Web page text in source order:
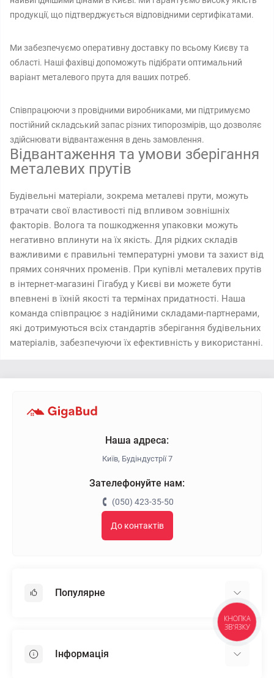
продукції, що підтверджується відповідними сертифікатами.
Ми забезпечуємо оперативну доставку по всьому Києву та
області. Наші фахівці допоможуть підібрати оптимальний
варіант металевого прута для ваших потреб.
Співпрацюючи з провідними виробниками, ми підтримуємо
постійний складський запас різних типорозмірів, що дозволяє
здійснювати відвантаження в день замовлення.
Відвантаження та умови зберігання
металевих прутів
Будівельні матеріали, зокрема металеві прути, можуть
втрачати свої властивості під впливом зовнішніх
факторів. Волога та пошкодження упаковки можуть
негативно вплинути на їх якість. Для рідких складів
важливими є правильні температурні умови та захист від
прямих сонячних променів. При купівлі металевих прутів
в інтернет-магазині Гігабуд у Києві ви можете бути
впевнені в їхній якості та термінах придатності. Наша
команда співпрацює з надійними складами-партнерами,
які дотримуються всіх стандартів зберігання будівельних
матеріалів, забезпечуючи їх ефективність у використанні.
Наша адреса:
Київ, Будіндустрії 7
Зателефонуйте нам:
(050) 423-35-50
До контактів
Популярне
Пінопласт
Інформація
КНОПКА
ЗВ'ЯЗКУ